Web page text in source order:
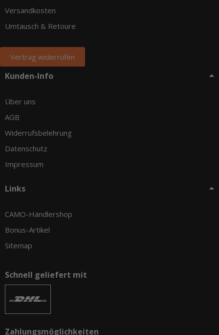
Versandkosten
Umtausch & Retoure
Vertrag widerrufen
Kunden-Info
Über uns
AGB
Widerrufsbelehrung
Datenschutz
Impressum
Links
CAMO-Händlershop
Bonus-Artikel
Sitemap
Schnell geliefert mit
Zahlungsmöglichkeiten